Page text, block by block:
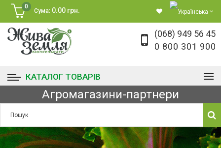
0
Сума: 0.00 грн.
(068) 949 56 45
0 800 301 900
КАТАЛОГ ТОВАРІВ
Агромагазини-партнери